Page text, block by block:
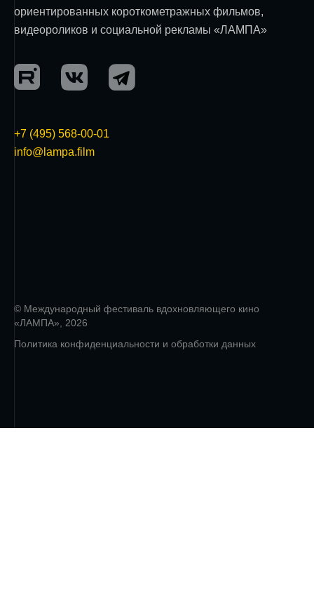
ориентированных короткометражных фильмов,
видеороликов и социальной рекламы «ЛАМПА»
+7 (495) 568-00-01
info@lampa.film
© Международный фестиваль вдохновляющего кино
«ЛАМПА», 2026
Политика конфиденциальности и обработки данных